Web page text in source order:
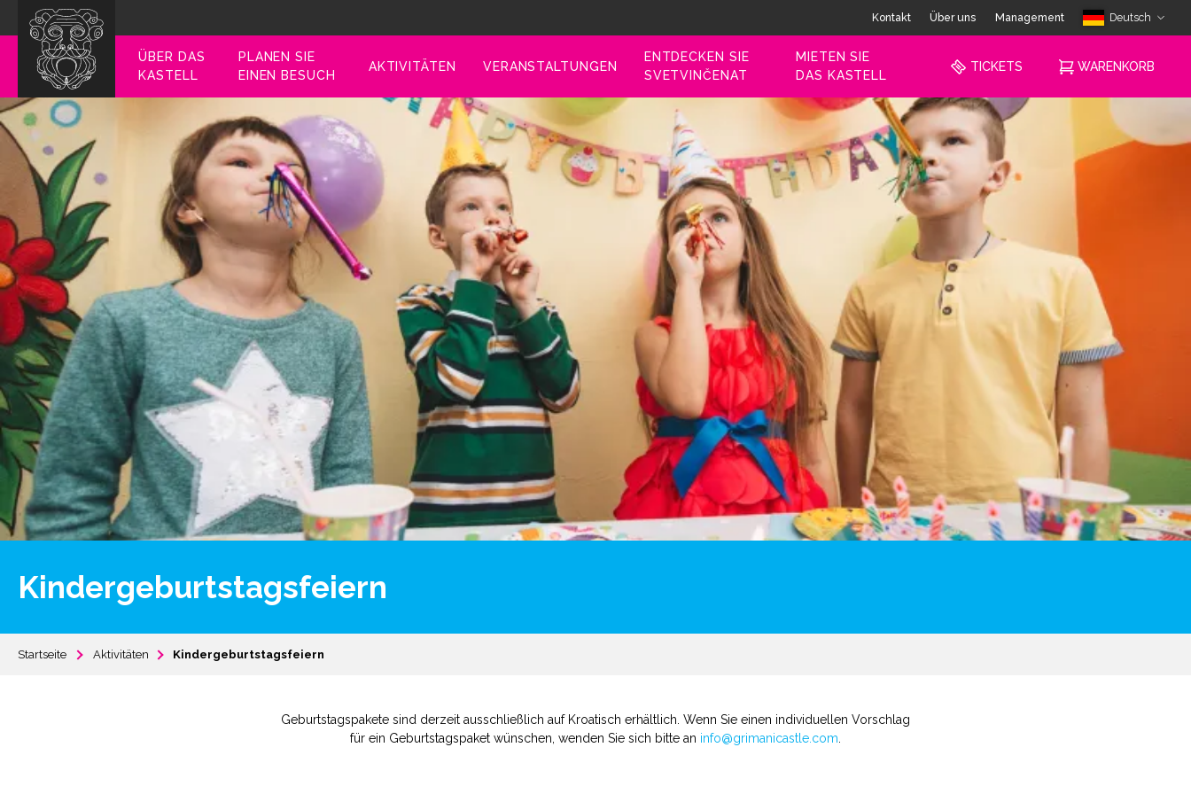
Kontakt Über uns Management Deutsch
ÜBER DAS
KASTELL
PLANEN SIE
EINEN BESUCH
AKTIVITÄTEN VERANSTALTUNGEN
ENTDECKEN SIE
SVETVINČENAT
MIETEN SIE
DAS KASTELL
TICKETS WARENKORB
Kindergeburtstagsfeiern
Startseite Aktivitäten Kindergeburtstagsfeiern
Geburtstagspakete sind derzeit ausschließlich auf Kroatisch erhältlich. Wenn Sie einen individuellen Vorschlag
für ein Geburtstagspaket wünschen, wenden Sie sich bitte an info@grimanicastle.com